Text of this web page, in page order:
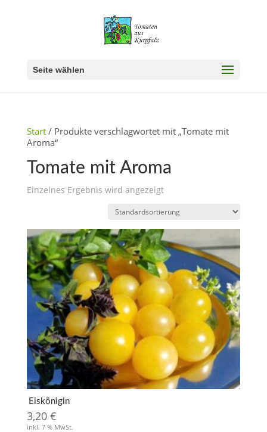
Seite wählen
Start/ Produkte verschlagwortet mit „Tomate mit
Aroma“
Tomate mit Aroma
Einzelnes Ergebnis wird angezeigt
Eiskönigin
3,20 €
inkl. 7 % MwSt.